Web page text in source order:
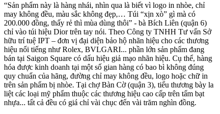
“Sản phẩm này là hàng nhái, nhìn qua là biết vì logo in nhòe, chỉ
may không đều, màu sắc không đẹp,… Túi “xịn xò” gì mà có
200.000 đồng, thấy rẻ thì mùa dùng thôi” - bà Bích Liên (quận 6)
chỉ vào túi hiệu Dior trên tay nói. Theo Công ty TNHH Tư vấn Sở
hữu trí tuệ IPT – đơn vị đại diện bảo hộ nhãn hiệu cho các thương
hiệu nổi tiếng như Rolex, BVLGARI... phần lớn sản phẩm đang
bán tại Saigon Square có dấu hiệu giả mạo nhãn hiệu. Cụ thể, hàng
hóa được kinh doanh tại một số gian hàng có bao bì không đúng
quy chuẩn của hãng, đường chỉ may không đều, logo hoặc chữ in
trên sản phẩm bị nhòe. Tại chợ Bàn Cờ (quận 3), tiểu thương bày la
liệt các loại mỹ phẩm thuộc các thương hiệu cao cấp trên tấm bạt
nhựa... tất cả đều có giá chỉ vài chục đến vài trăm nghìn đồng.